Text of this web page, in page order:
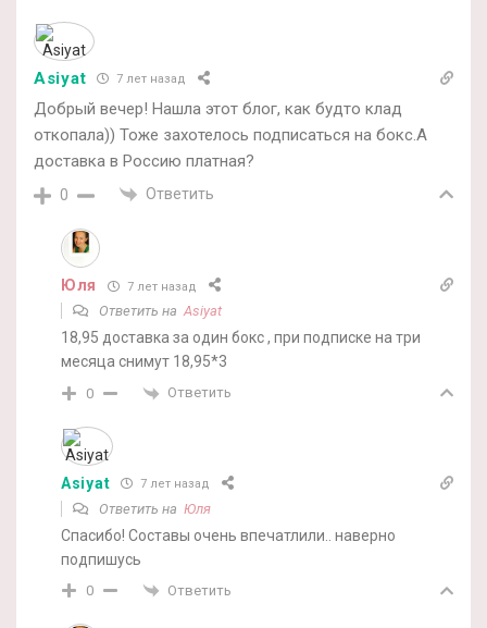
Asiyat 7 лет назад
Добрый вечер! Нашла этот блог, как будто клад
откопала)) Тоже захотелось подписаться на бокс.А
доставка в Россию платная?
0 Ответить
Юля 7 лет назад
Ответить наAsiyat
18,95 доставка за один бокс , при подписке на три
месяца снимут 18,95*3
0 Ответить
Asiyat 7 лет назад
Ответить на Юля
Спасибо! Составы очень впечатлили.. наверно
подпишусь
0 Ответить